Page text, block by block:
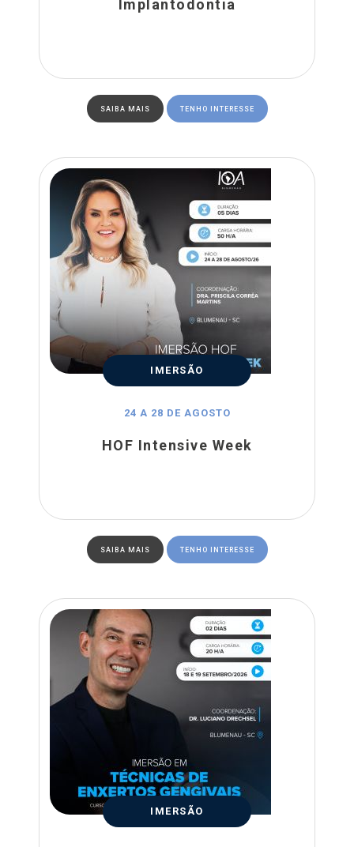
Implantodontia
SAIBA MAIS TENHO INTERESSE
IMERSÃO
24 A 28 DE AGOSTO
HOF Intensive Week
SAIBA MAIS TENHO INTERESSE
IMERSÃO